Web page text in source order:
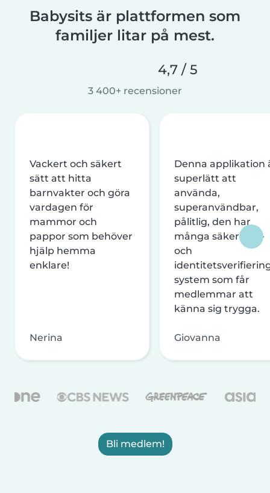
Babysits är plattformen som
familjer litar på mest.
4,7 / 5
3 400+ recensioner
Vackert och säkert
sätt att hitta
barnvakter och göra
vardagen för
mammor och
pappor som behöver
hjälp hemma
enklare!
Nerina
Denna applikation
superlätt att
använda,
superanvändbar,
pålitlig, den har
många säkerhets-
och
system som får
medlemmar att
känna sig trygga.
Giovanna
Bli medlem!